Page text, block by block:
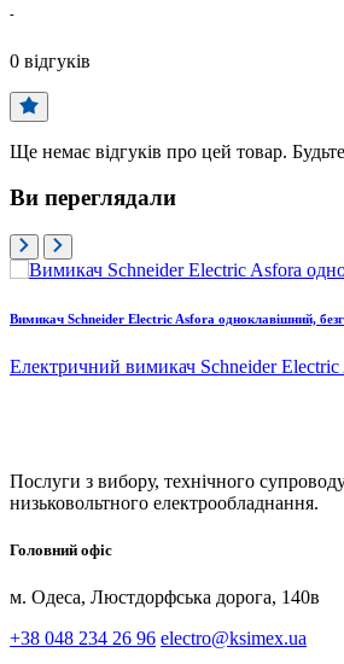
-
0 відгуків
Ще немає відгуків про цей товар.
Ви переглядали
Вимикач Schneider Electric Asfora одноклавішний,
Електричний вимикач Schneider Electric
Послуги з вибору, технічного
низьковольтного електрообладнання.
Головний офіс
м. Одеса, Люстдорфська дорога, 140в
+38 048 234 26 96 electro@ksimex.ua